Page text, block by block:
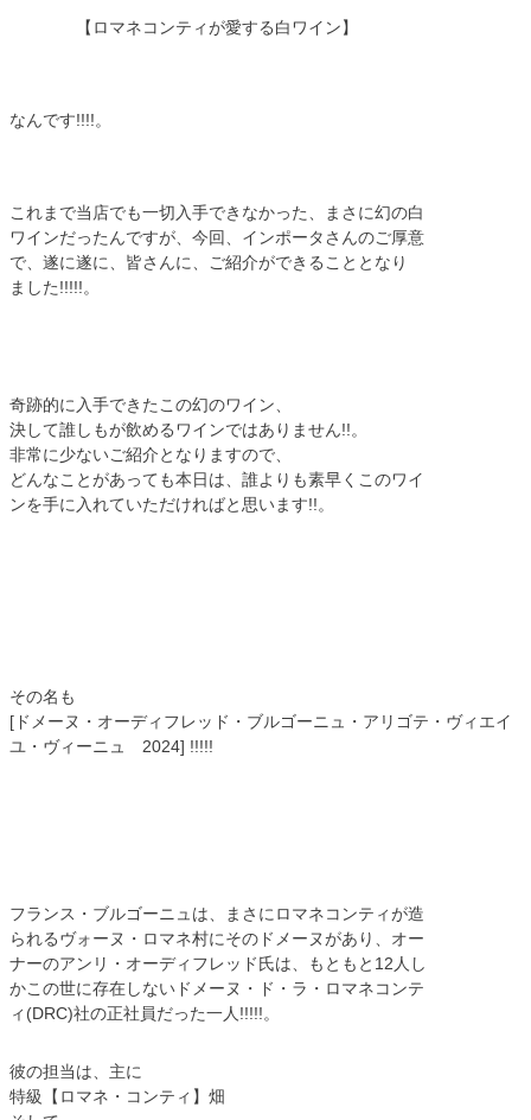
【ロマネコンティが愛する白ワイン】
なんです!!!!。
これまで当店でも一切入手できなかった、まさに幻の白
ワインだったんですが、今回、インポータさんのご厚意
で、遂に遂に、皆さんに、ご紹介ができることとなり
ました!!!!!。
奇跡的に入手できたこの幻のワイン、
決して誰しもが飲めるワインではありません!!。
非常に少ないご紹介となりますので、
どんなことがあっても本日は、誰よりも素早くこのワイ
ンを手に入れていただければと思います!!。
その名も
[ドメーヌ・オーディフレッド・ブルゴーニュ・アリゴテ・ヴィエイ
ユ・ヴィーニュ 2024] !!!!!
フランス・ブルゴーニュは、まさにロマネコンティが造
られるヴォーヌ・ロマネ村にそのドメーヌがあり、オー
ナーのアンリ・オーディフレッド氏は、もともと12人し
かこの世に存在しないドメーヌ・ド・ラ・ロマネコンテ
ィ(DRC)社の正社員だった一人!!!!!。
彼の担当は、主に
特級【ロマネ・コンティ】畑